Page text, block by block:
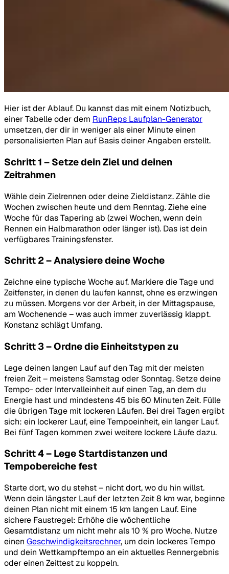
Hier ist der Ablauf. Du kannst das mit einem Notizbuch,
einer Tabelle oder dem RunReps Laufplan-Generator
umsetzen, der dir in weniger als einer Minute einen
personalisierten Plan auf Basis deiner Angaben erstellt.
Schritt 1 – Setze dein Ziel und deinen
Zeitrahmen
Wähle dein Zielrennen oder deine Zieldistanz. Zähle die
Wochen zwischen heute und dem Renntag. Ziehe eine
Woche für das Tapering ab (zwei Wochen, wenn dein
Rennen ein Halbmarathon oder länger ist). Das ist dein
verfügbares Trainingsfenster.
Schritt 2 – Analysiere deine Woche
Zeichne eine typische Woche auf. Markiere die Tage und
Zeitfenster, in denen du laufen kannst, ohne es erzwingen
zu müssen. Morgens vor der Arbeit, in der Mittagspause,
am Wochenende – was auch immer zuverlässig klappt.
Konstanz schlägt Umfang.
Schritt 3 – Ordne die Einheitstypen zu
Lege deinen langen Lauf auf den Tag mit der meisten
freien Zeit – meistens Samstag oder Sonntag. Setze deine
Tempo- oder Intervalleinheit auf einen Tag, an dem du
Energie hast und mindestens 45 bis 60 Minuten Zeit. Fülle
die übrigen Tage mit lockeren Läufen. Bei drei Tagen ergibt
sich: ein lockerer Lauf, eine Tempoeinheit, ein langer Lauf.
Bei fünf Tagen kommen zwei weitere lockere Läufe dazu.
Schritt 4 – Lege Startdistanzen und
Tempobereiche fest
Starte dort, wo du stehst – nicht dort, wo du hin willst.
Wenn dein längster Lauf der letzten Zeit 8 km war, beginne
deinen Plan nicht mit einem 15 km langen Lauf. Eine
sichere Faustregel: Erhöhe die wöchentliche
Gesamtdistanz um nicht mehr als 10 % pro Woche. Nutze
einen Geschwindigkeitsrechner, um dein lockeres Tempo
und dein Wettkampftempo an ein aktuelles Rennergebnis
oder einen Zeittest zu koppeln.